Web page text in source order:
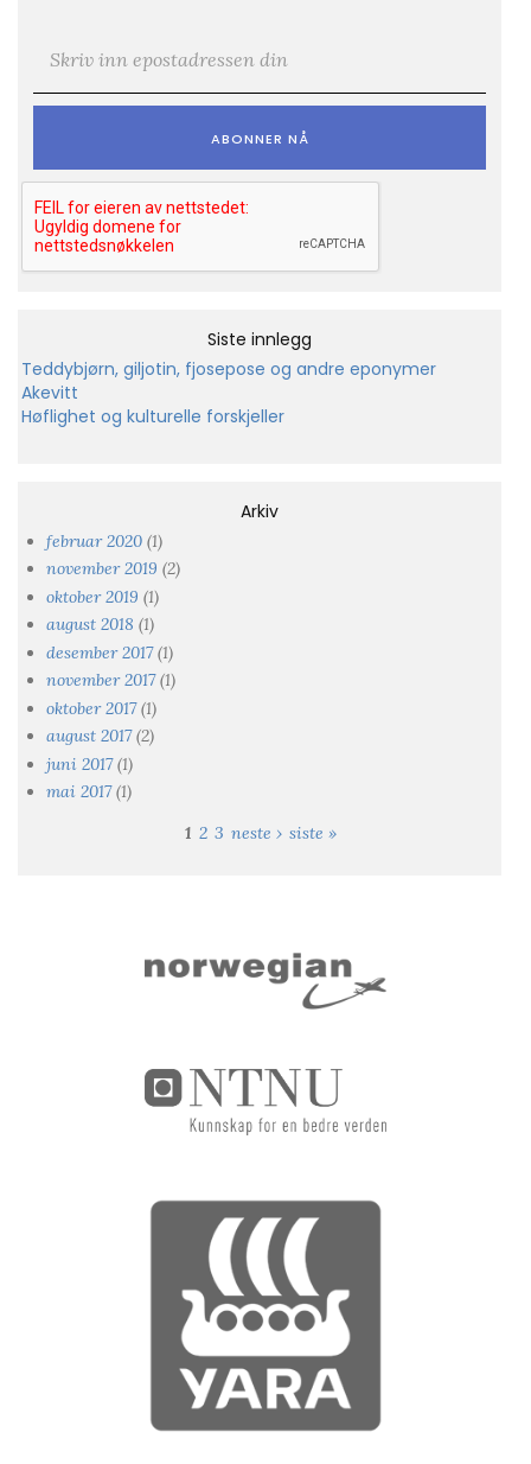
Siste innlegg
Teddybjørn, giljotin, fjosepose og andre eponymer
Akevitt
Høflighet og kulturelle forskjeller
Arkiv
februar 2020 (1)
november 2019 (2)
oktober 2019 (1)
august 2018 (1)
desember 2017(1)
november 2017(1)
oktober 2017(1)
august 2017(2)
juni 2017(1)
mai 2017(1)
1 2 3 neste › siste »